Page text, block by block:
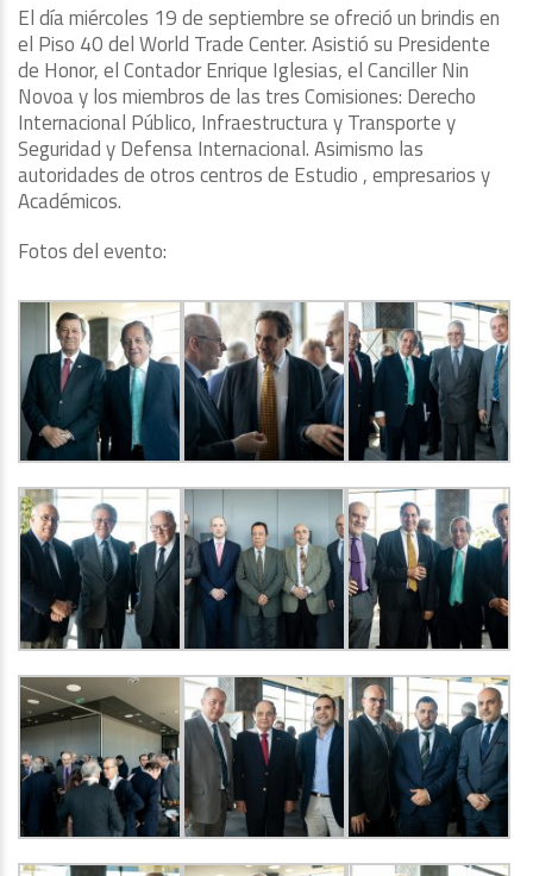
El día miércoles 19 de septiembre se ofreció un brindis en
el Piso 40 del World Trade Center. Asistió su Presidente
de Honor, el Contador Enrique Iglesias, el Canciller Nin
Novoa y los miembros de las tres Comisiones: Derecho
Internacional Público, Infraestructura y Transporte y
Seguridad y Defensa Internacional. Asimismo las
autoridades de otros centros de Estudio , empresarios y
Académicos.
Fotos del evento: